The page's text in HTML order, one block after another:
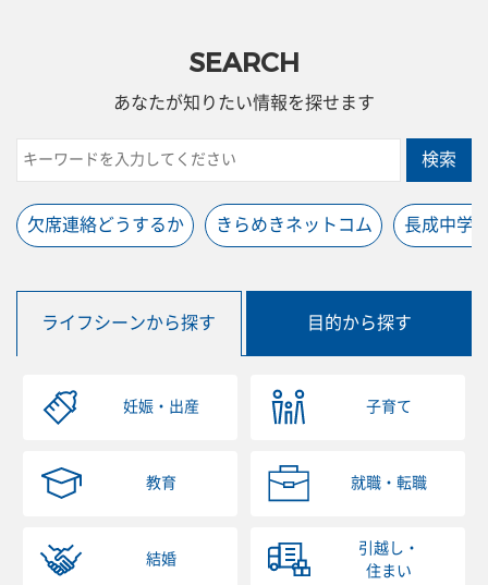
SEARCH
あなたが知りたい情報を探せます
検索
欠席連絡どうするか きらめきネットコム 長成中学
ライフシーンから探す 目的から探す
妊娠・出産 子育て
教育 就職・転職
結婚
引越し・
住まい